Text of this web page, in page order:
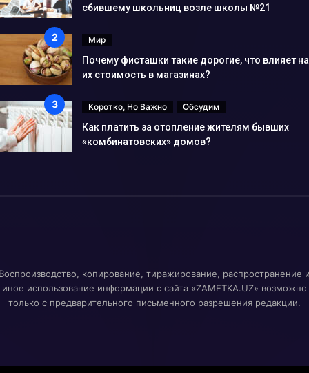
сбившему школьниц возле школы №21
Мир
Почему фисташки такие дорогие, что влияет на
их стоимость в магазинах?
Коротко, Но Важно Обсудим
Как платить за отопление жителям бывших
«комбинатовских» домов?
копирование, тиражирование, распространение
иное использование информации с сайта «ZAMETKA.UZ» возможно
только с предварительного письменного разрешения редакции.